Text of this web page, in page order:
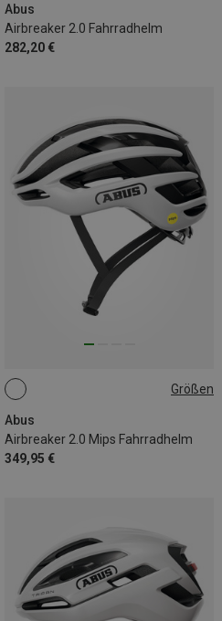
Abus
Airbreaker 2.0 Fahrradhelm
282,20 €
57-61CM
Größen
Abus
Airbreaker 2.0 Mips Fahrradhelm
349,95 €
51-55CM
57-61CM